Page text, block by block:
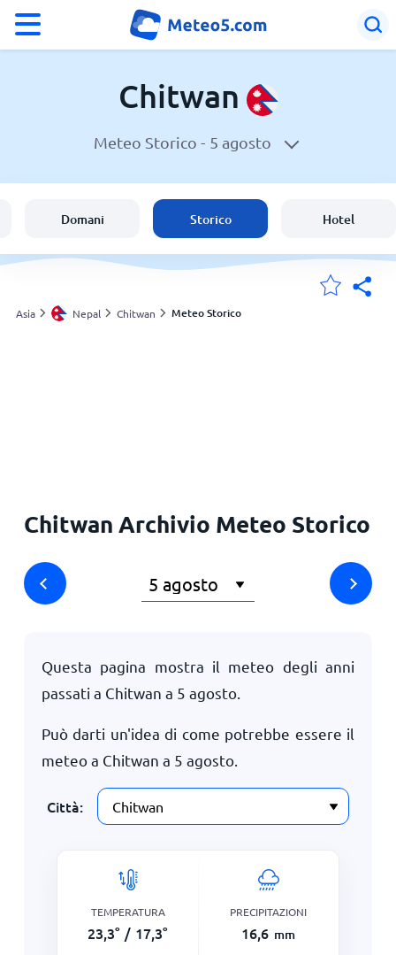
Meteo a Chitwan
Italia
Svizzera
Chitwan
Meteo Storico - 5 agosto
Domani Storico Hotel
Asia Nepal Chitwan Meteo Storico
Chitwan Archivio Meteo Storico
Questa pagina mostra il meteo degli anni
passati a Chitwan a 5 agosto.
Può darti un'idea di come potrebbe essere il
meteo a Chitwan a 5 agosto.
Città:
TEMPERATURA
23,3° / 17,3°
PRECIPITAZIONI
16,6 mm